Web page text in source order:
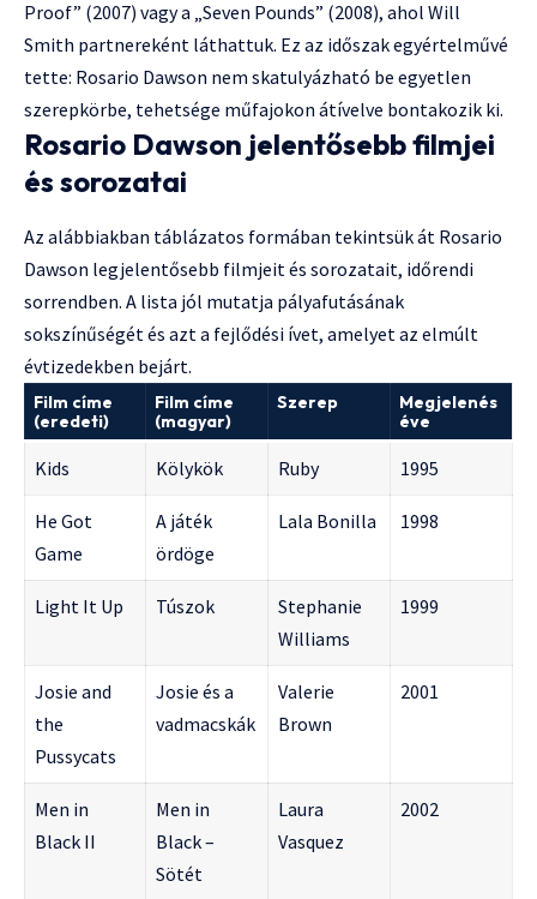
Proof” (2007) vagy a „Seven Pounds” (2008), ahol Will
Smith partnereként láthattuk. Ez az időszak egyértelművé
tette: Rosario Dawson nem skatulyázható be egyetlen
szerepkörbe, tehetsége műfajokon átívelve bontakozik ki.
Rosario Dawson jelentősebb filmjei
és sorozatai
Az alábbiakban táblázatos formában tekintsük át Rosario
Dawson legjelentősebb filmjeit és sorozatait, időrendi
sorrendben. A lista jól mutatja pályafutásának
sokszínűségét és azt a fejlődési ívet, amelyet az elmúlt
évtizedekben bejárt.
Film címe
(eredeti)
Film címe
(magyar)
Szerep
Megjelenés
éve
Kids Kölykök Ruby 1995
He Got
Game
A játék
ördöge
Lala Bonilla 1998
Light It Up Túszok
Stephanie
Williams
1999
Josie and
the
Pussycats
Josie és a
vadmacskák
Valerie
Brown
2001
Men in
Black II
Men in
Black –
Sötét
Laura
Vasquez
2002